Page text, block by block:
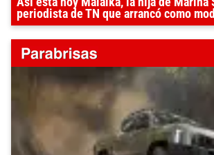
periodista de TN que arrancó como